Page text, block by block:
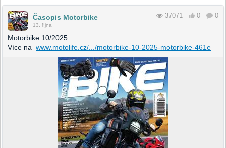
Časopis Motorbike
13. října
37071 0 0
Motorbike 10/2025
Více na www.motolife.cz/.../motorbike-10-2025-motorbike-461e